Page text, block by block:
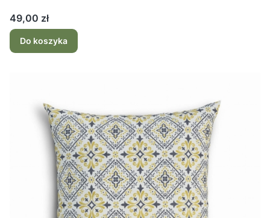
Cena
49,00 zł
Do koszyka